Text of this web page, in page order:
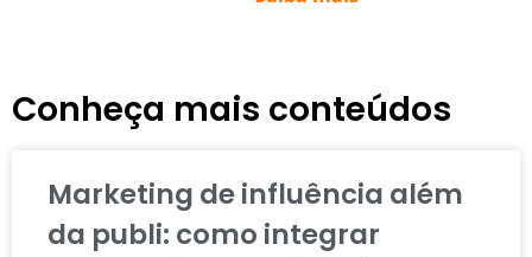
Conheça mais conteúdos
Marketing de influência além
da publi: como integrar